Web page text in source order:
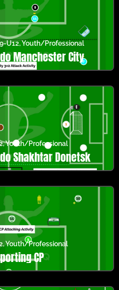
U12,Youth/Professional
Manchester City
,Youth/Professional
Shakhtar Donetsk
,Youth/Professional
CP